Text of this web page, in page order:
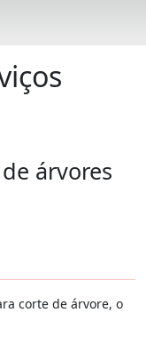
árvores
corte de árvore, o